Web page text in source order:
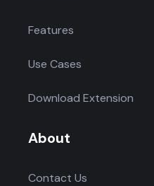
Features
Use Cases
Download Extension
About
Contact Us